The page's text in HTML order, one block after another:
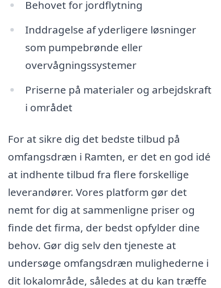
Behovet for jordflytning
Inddragelse af yderligere løsninger
som pumpebrønde eller
overvågningssystemer
Priserne på materialer og arbejdskraft
i området
For at sikre dig det bedste tilbud på
omfangsdræn i Ramten, er det en god idé
at indhente tilbud fra flere forskellige
leverandører. Vores platform gør det
nemt for dig at sammenligne priser og
finde det firma, der bedst opfylder dine
behov. Gør dig selv den tjeneste at
undersøge omfangsdræn mulighederne i
dit lokalområde, således at du kan træffe